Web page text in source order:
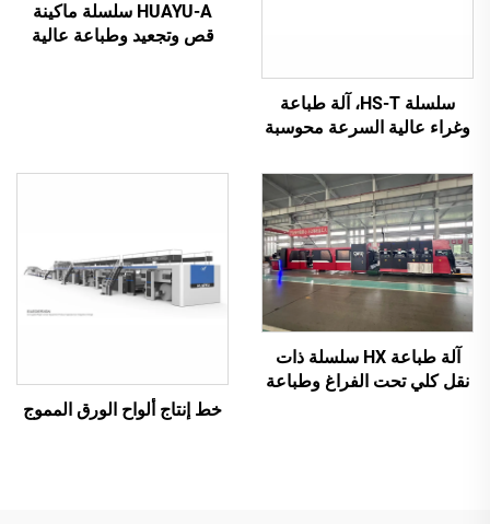
سلسلة HS-T، آلة طباعة
وغراء عالية السرعة محوسبة
(للعلب الصغيرة)
HUAYU-A سلسلة ماكينة
قص وتجعيد وطباعة عالية
آلة طباعة HX سلسلة ذات
نقل كلي تحت الفراغ وطباعة
خط إنتاج ألواح الورق المموج